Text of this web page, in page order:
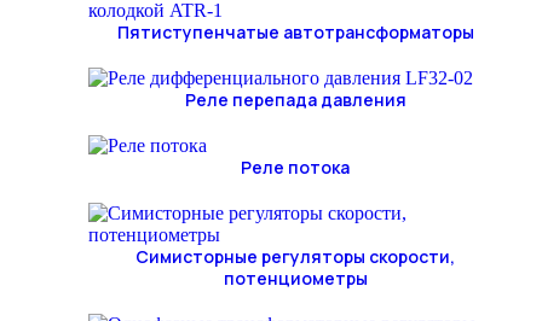
Пятиступенчатые автотрансформаторы
Реле перепада давления
Реле потока
Симисторные регуляторы скорости,
потенциометры